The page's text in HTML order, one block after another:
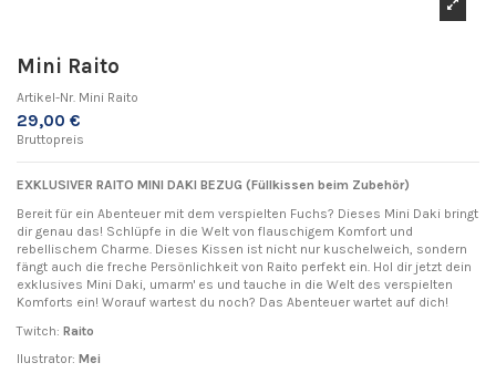
Mini Raito
Artikel-Nr. Mini Raito
29,00 €
Bruttopreis
EXKLUSIVER RAITO MINI DAKI BEZUG (Füllkissen beim Zubehör)
Bereit für ein Abenteuer mit dem verspielten Fuchs? Dieses Mini Daki bringt
dir genau das! Schlüpfe in die Welt von flauschigem Komfort und
rebellischem Charme. Dieses Kissen ist nicht nur kuschelweich, sondern
fängt auch die freche Persönlichkeit von Raito perfekt ein. Hol dir jetzt dein
exklusives Mini Daki, umarm' es und tauche in die Welt des verspielten
Komforts ein! Worauf wartest du noch? Das Abenteuer wartet auf dich!
Twitch: Raito
Ilustrator: Mei